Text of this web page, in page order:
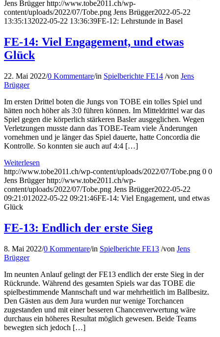
Jens Brügger http://www.tobe2011.ch/wp-
content/uploads/2022/07/Tobe.png Jens Brügger2022-05-22
13:35:132022-05-22 13:36:39FE-12: Lehrstunde in Basel
FE-14: Viel Engagement, und etwas
Glück
22. Mai 2022/0 Kommentare/in Spielberichte FE14 /von Jens
Brügger
Im ersten Drittel boten die Jungs von TOBE ein tolles Spiel und
hätten noch höher als 3:0 führen können. Im Mitteldrittel war das
Spiel gegen die körperlich stärkeren Basler ausgeglichen. Wegen
Verletzungen musste dann das TOBE-Team viele Änderungen
vornehmen und je länger das Spiel dauerte, hatte Concordia die
Kontrolle. So konnten sie auch auf 4:4 […]
Weiterlesen
http://www.tobe2011.ch/wp-content/uploads/2022/07/Tobe.png 0 0
Jens Brügger http://www.tobe2011.ch/wp-
content/uploads/2022/07/Tobe.png Jens Brügger2022-05-22
09:21:01 2022-05-22 09:21:46FE-14: Viel Engagement, und etwas
Glück
FE-13: Endlich der erste Sieg
8. Mai 2022/0 Kommentare/in Spielberichte FE13 /von Jens
Brügger
Im neunten Anlauf gelingt der FE13 endlich der erste Sieg in der
Rückrunde. Während des gesamten Spiels war das TOBE die
spielbestimmende Mannschaft und war mehrheitlich im Ballbesitz.
Den Gästen aus dem Jura wurden nur wenige Torchancen
zugestanden und mit einer besseren Chancenverwertung wäre
durchaus ein höheres Resultat möglich gewesen. Beide Teams
bewegten sich jedoch […]